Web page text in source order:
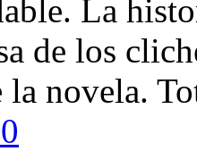
La
de los
novela.